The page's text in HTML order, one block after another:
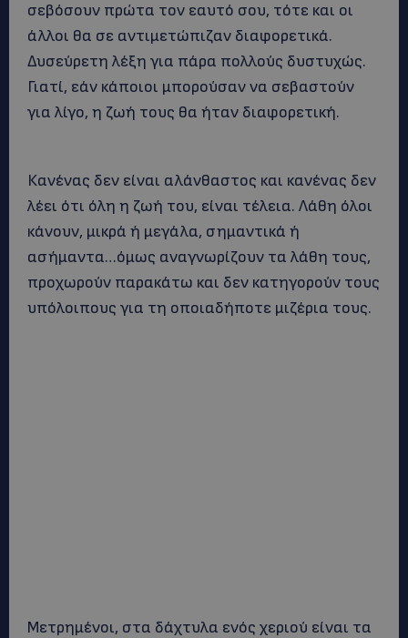
σεβόσουν πρώτα τον εαυτό σου, τότε και οι
άλλοι θα σε αντιμετώπιζαν διαφορετικά.
Δυσεύρετη λέξη για πάρα πολλούς δυστυχώς.
Γιατί, εάν κάποιοι μπορούσαν να σεβαστούν
για λίγο, η ζωή τους θα ήταν διαφορετική.
Κανένας δεν είναι αλάνθαστος και κανένας δεν
λέει ότι όλη η ζωή του, είναι τέλεια. Λάθη όλοι
κάνουν, μικρά ή μεγάλα, σημαντικά ή
ασήμαντα…όμως αναγνωρίζουν τα λάθη τους,
προχωρούν παρακάτω και δεν κατηγορούν τους
υπόλοιπους για τη οποιαδήποτε μιζέρια τους.
Μετρημένοι, στα δάχτυλα ενός χεριού είναι τα